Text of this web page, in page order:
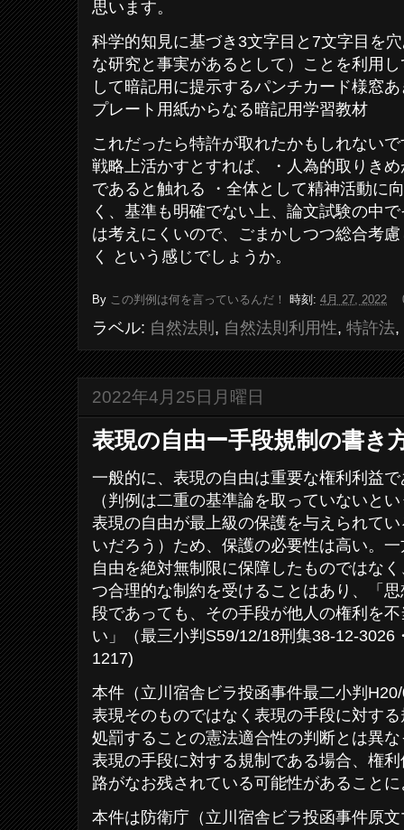
思います。
科学的知見に基づき3文字目と7文字目を
な研究と事実があるとして）ことを利用
して暗記用に提示するパンチカード様窓
プレート用紙からなる暗記用学習教材
これだったら特許が取れたかもしれない
戦略上活かすとすれば、・人為的取りき
であると触れる ・全体として精神活動に
く、基準も明確でない上、論文試験の中
は考えにくいので、ごまかしつつ総合考
く という感じでしょうか。
By この判例は何を言っているんだ！ 時刻: 4月 27, 2022
ラベル: 自然法則 , 自然法則利用性, 特許法,
2022年4月25日月曜日
表現の自由ー手段規制の書き
一般的に、表現の自由は重要な権利利益
（判例は二重の基準論を取っていないと
表現の自由が最上級の保護を与えられて
いだろう）ため、保護の必要性は高い。
自由を絶対無制限に保障したものではな
つ合理的な制約を受けることはあり、「
段であっても、その手段が他人の権利を
い」（最三小判S59/12/18刑集38-12-3026
1217)
本件（立川宿舎ビラ投函事件最二小判
表現そのものではなく表現の手段に対す
処罰することの憲法適合性の判断とは異
表現の手段に対する規制である場合、権
路がなお残されている可能性があること
本件は防衛庁（立川宿舎ビラ投函事件原